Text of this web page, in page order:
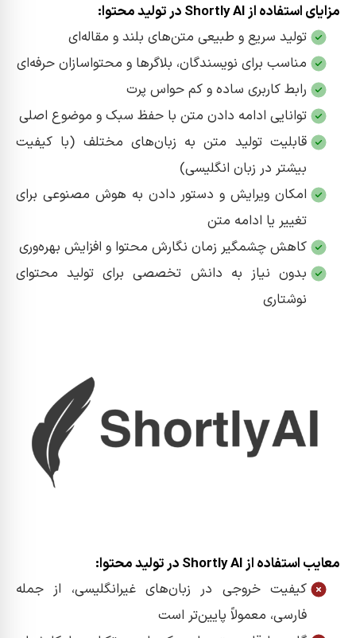
مزایای استفاده از Shortly AI در تولید محتوا:
تولید سریع و طبیعی متن‌های بلند و مقاله‌ای
مناسب برای نویسندگان، بلاگرها و محتواسازان حرفه‌ای
رابط کاربری ساده و کم‌ حواس‌ پرت
توانایی ادامه دادن متن با حفظ سبک و موضوع اصلی
قابلیت تولید متن به زبان‌های مختلف (با کیفیت
بیشتر در زبان انگلیسی)
امکان ویرایش و دستور دادن به هوش مصنوعی برای
تغییر یا ادامه متن
کاهش چشمگیر زمان نگارش محتوا و افزایش بهره‌وری
بدون نیاز به دانش تخصصی برای تولید محتوای
نوشتاری
معایب استفاده از Shortly AI در تولید محتوا:
کیفیت خروجی در زبان‌های غیرانگلیسی، از جمله
فارسی، معمولاً پایین‌تر است